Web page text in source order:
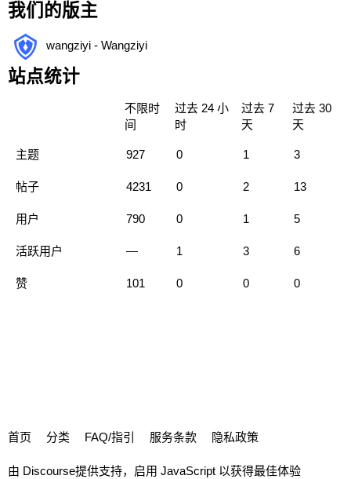
我们的版主
wangziyi - Wangziyi
站点统计
不限时
间
过去 24 小
时
过去 7
天
过去 30
天
主题 927 0 1 3
帖子 4231 0 2 13
用户 790 0 1 5
活跃用户 — 1 3 6
赞 101 0 0 0
首页 分类 FAQ/指引 服务条款 隐私政策
由 Discourse提供支持，启用 JavaScript 以获得最佳体验